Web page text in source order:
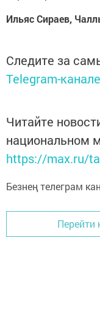
Ильяс Сираев,
Следите за
Telegram-канале
Читайте
национальном
https://max.ru/
Безнең телеграм
Перейти